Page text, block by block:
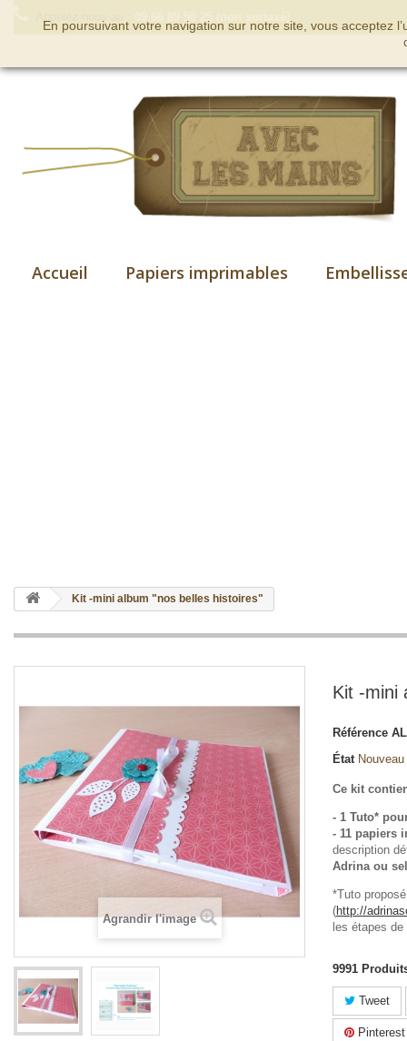
Accueil Papiers imprimables
Kit -mini album "nos belles histoires"
Agrandir l'image
Kit -mini
Référence
État Nouveau
Ce kit
- 1 Tuto*
- 11 papiers
description
Adrina ou
*Tuto
(http://
les étapes
9991
Tweet
Pinterest
En poursuivant votre navigation sur notre site, vous acceptez